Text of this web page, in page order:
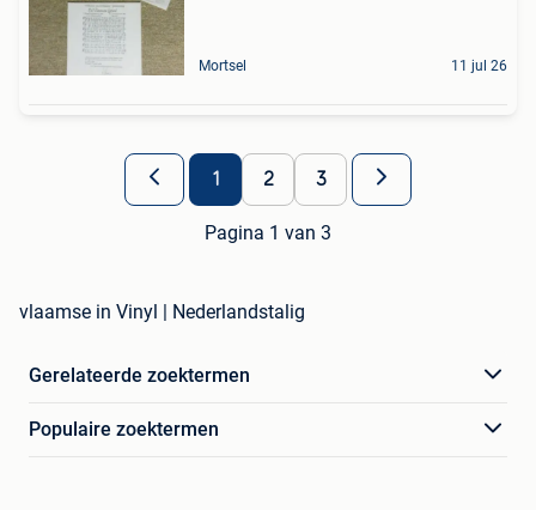
Mortsel 11 jul 26
1 2 3
Pagina 1 van 3
vlaamse in Vinyl | Nederlandstalig
Gerelateerde zoektermen
Populaire zoektermen